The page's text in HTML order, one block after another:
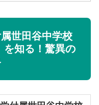
世田谷中学校
を知る！驚異の